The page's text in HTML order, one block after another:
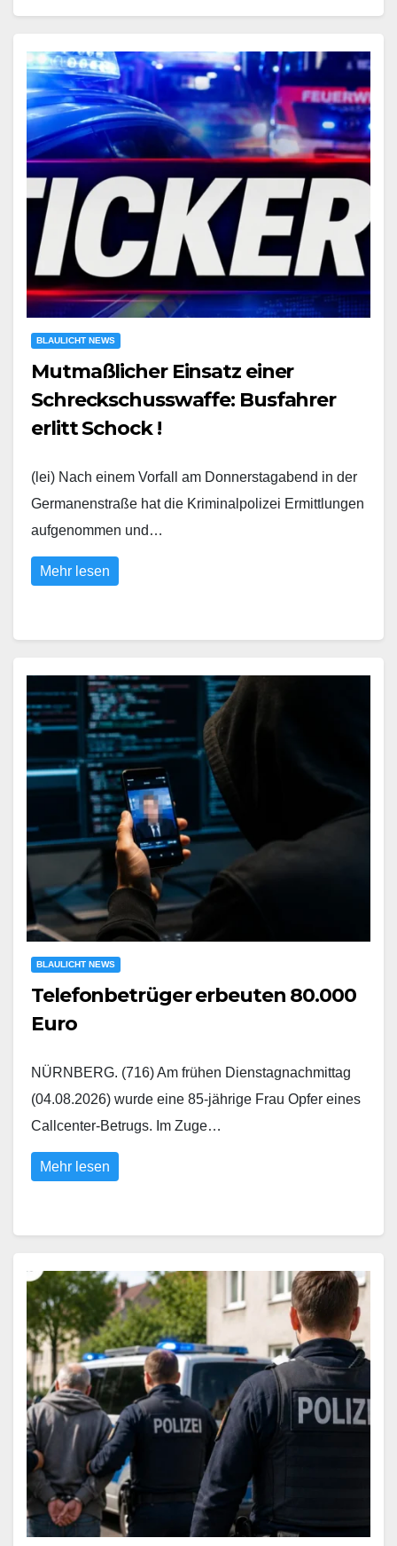
BLAULICHT NEWS
Mutmaßlicher Einsatz einer
Schreckschusswaffe: Busfahrer
erlitt Schock !
(lei) Nach einem Vorfall am Donnerstagabend in der
Germanenstraße hat die Kriminalpolizei Ermittlungen
aufgenommen und…
Mehr lesen
BLAULICHT NEWS
Telefonbetrüger erbeuten 80.000
Euro
NÜRNBERG. (716) Am frühen Dienstagnachmittag
(04.08.2026) wurde eine 85-jährige Frau Opfer eines
Callcenter-Betrugs. Im Zuge…
Mehr lesen